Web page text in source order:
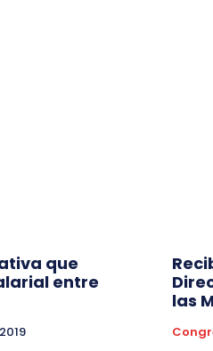
que
entre
las